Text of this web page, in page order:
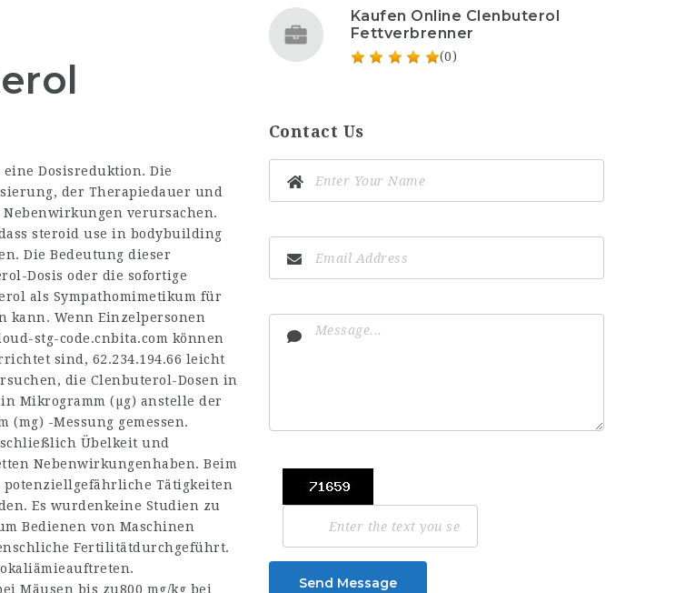
Dosisreduktion. Die
der Therapiedauer und
verursachen.
steroid use in bodybuilding
Die Bedeutung dieser
Dosis oder die sofortige
als Sympathomimetikum für
kann. Wenn Einzelpersonen
stg-code.cnbita.com können
sind, 62.234.194.66 leicht
die Clenbuterol-Dosen in
Mikrogramm (µg) anstelle der
-Messung gemessen.
Übelkeit und
Nebenwirkungenhaben. Beim
Tätigkeiten
Es wurdenkeine Studien zu
Bedienen von Maschinen
Fertilitätdurchgeführt.
Mäusen bis zu800 mg/kg bei
Kaufen Online Clenbuterol
Fettverbrenner
(0)
Contact Us
Send Message